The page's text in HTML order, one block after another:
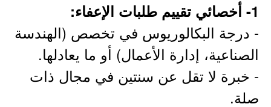
1- أخصائي تقييم طلبات الإعفاء:
- درجة البكالوريوس في تخصص (الهندسة
الصناعية، إدارة الأعمال) أو ما يعادلها.
- خبرة لا تقل عن سنتين في مجال ذات
صلة.